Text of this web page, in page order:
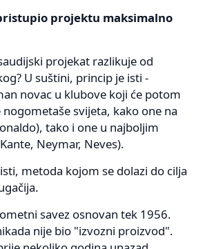
projektu maksimalno
projekat razlikuje od
U suštini, princip je isti -
novac u klubove koji će potom
svijeta, kako one na
tako i one u najboljim
Neymar, Neves).
metoda kojom se dolazi do cilja
savez osnovan tek 1956.
nije bio "izvozni proizvod".